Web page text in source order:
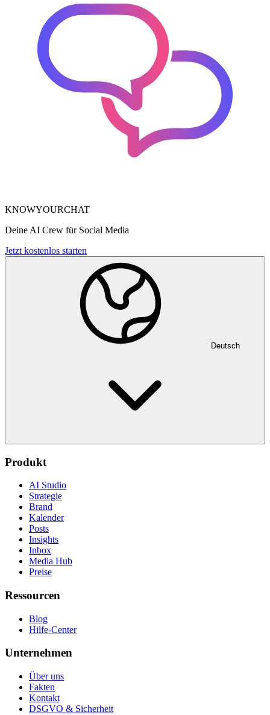
KNOWYOURCHAT
Deine AI Crew für Social Media
Jetzt kostenlos starten
Deutsch
Produkt
AI Studio
Strategie
Brand
Kalender
Posts
Insights
Inbox
Media Hub
Preise
Ressourcen
Blog
Hilfe-Center
Unternehmen
Über uns
Fakten
Kontakt
DSGVO & Sicherheit